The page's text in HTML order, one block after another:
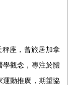
座，曾旅居加拿
學觀念，專注於體
運動推廣，期望協